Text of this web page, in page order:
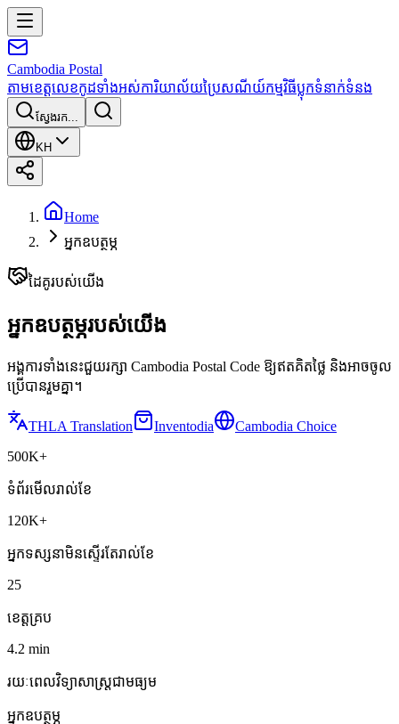
Cambodia Postal
តាមខេត្តលេខកូដទាំងអស់ការិយាល័យប្រៃសណីយ៍កម្មវិធីប្លុកទំនាក់ទំនង
ស្វែងរក...
KH
Home
អ្នកឧបត្ថម្ភ
ដៃគូរបស់យើង
អ្នកឧបត្ថម្ភរបស់យើង
អង្គការទាំងនេះជួយរក្សា Cambodia Postal Code ឱ្យឥតគិតថ្លៃ និងអាចចូល
ប្រើបានរួមគ្នា។
THLA Translation Inventodia
Cambodia Choice
500K+
ទំព័រមើលរាល់ខែ
120K+
អ្នកទស្សនាមិនស្ទើរតែរាល់ខែ
25
ខេត្តគ្រប
4.2 min
រយៈពេលវិទ្យាសាស្ត្រជាមធ្យម
អ្នកឧបត្ថម្ភ